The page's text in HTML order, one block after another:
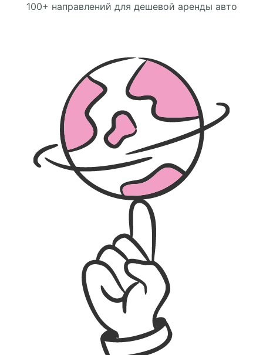
100+ направлений для дешевой аренды авто